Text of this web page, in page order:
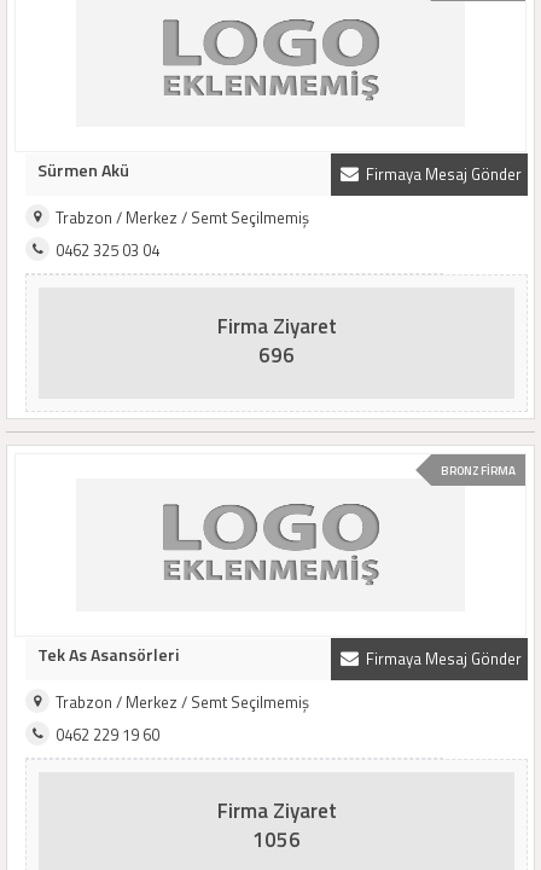
Firmaya Mesaj Gönder
Sürmen Akü
Trabzon / Merkez / Semt Seçilmemiş
0462 325 03 04
Firma Ziyaret
696
BRONZ FİRMA
Firmaya Mesaj Gönder
Tek As Asansörleri
Trabzon / Merkez / Semt Seçilmemiş
0462 229 19 60
Firma Ziyaret
1056